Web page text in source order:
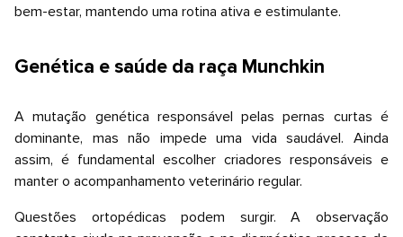
bem-estar, mantendo uma rotina ativa e estimulante.
Genética e saúde da raça Munchkin
A mutação genética responsável pelas pernas curtas é
dominante, mas não impede uma vida saudável. Ainda
assim, é fundamental escolher criadores responsáveis e
manter o acompanhamento veterinário regular.
Questões ortopédicas podem surgir. A observação